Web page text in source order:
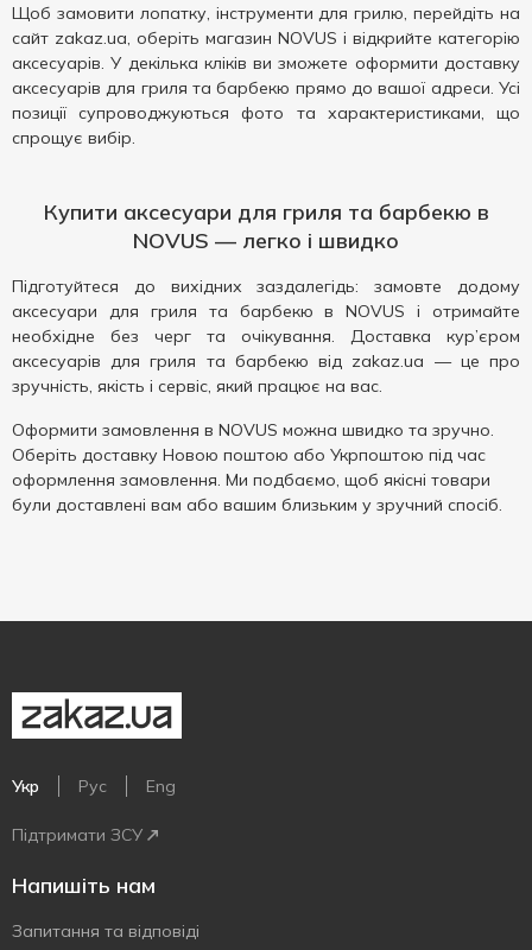
Щоб замовити лопатку, інструменти для грилю, перейдіть на
сайт zakaz.ua, оберіть магазин NOVUS і відкрийте категорію
аксесуарів. У декілька кліків ви зможете оформити доставку
аксесуарів для гриля та барбекю прямо до вашої адреси. Усі
позиції супроводжуються фото та характеристиками, що
спрощує вибір.
Купити аксесуари для гриля та барбекю в
NOVUS — легко і швидко
Підготуйтеся до вихідних заздалегідь: замовте додому
аксесуари для гриля та барбекю в NOVUS і отримайте
необхідне без черг та очікування. Доставка кур’єром
аксесуарів для гриля та барбекю від zakaz.ua — це про
зручність, якість і сервіс, який працює на вас.
Оформити замовлення в NOVUS можна швидко та зручно.
Оберіть доставку Новою поштою або Укрпоштою під час
оформлення замовлення. Ми подбаємо, щоб якісні товари
були доставлені вам або вашим близьким у зручний спосіб.
Укр Рус Eng
Підтримати ЗСУ
Напишіть нам
Запитання та відповіді